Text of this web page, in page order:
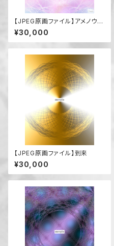
【JPEG原画ファイル】アメノウズ
メノミコト
¥30,000
【JPEG原画ファイル】到来
¥30,000